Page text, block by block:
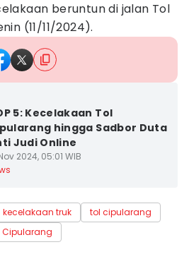
beruntun di jalan Tol
(11/11/2024).
5: Kecelakaan Tol
hingga Sadbor Duta
Judi Online
2024, 05:01 WIB
kecelakaan truk
tol cipularang
Cipularang